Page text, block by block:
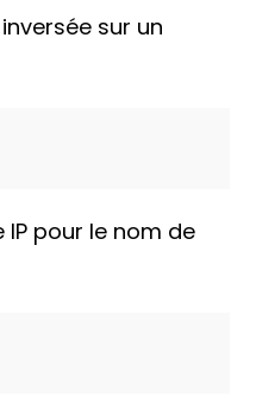
sur un
pour le nom de